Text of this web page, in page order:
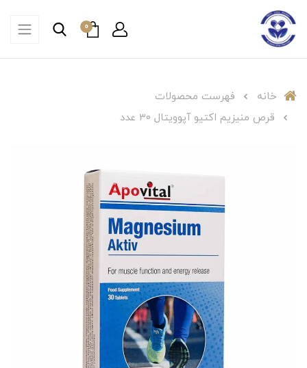
0
خانه
فهرست محصولات
قرص منیزیم اکتیو آپوویتال 30 عدد